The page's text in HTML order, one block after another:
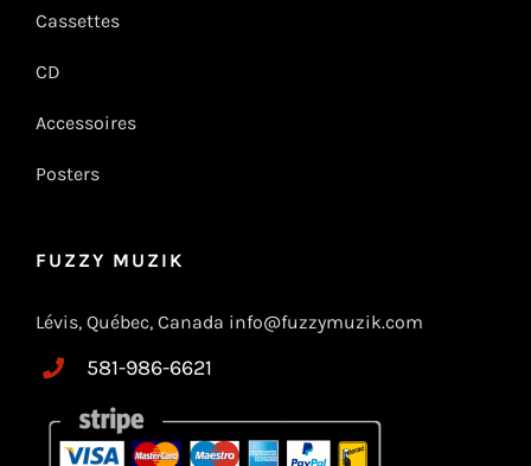
Cassettes
CD
Accessoires
Posters
FUZZY MUZIK
Lévis, Québec, Canada info@fuzzymuzik.com
581-986-6621